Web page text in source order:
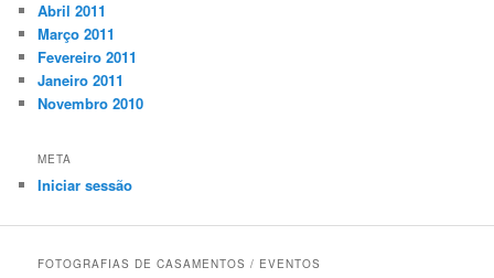
Abril 2011
Março 2011
Fevereiro 2011
Janeiro 2011
Novembro 2010
META
Iniciar sessão
FOTOGRAFIAS DE CASAMENTOS / EVENTOS